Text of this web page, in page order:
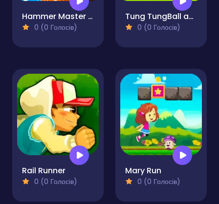
Hammer Master io
0 (0 Голосів)
Tung TungBall and Labububall
0 (0 Голосів)
Rail Runner
0 (0 Голосів)
Mary Run
0 (0 Голосів)